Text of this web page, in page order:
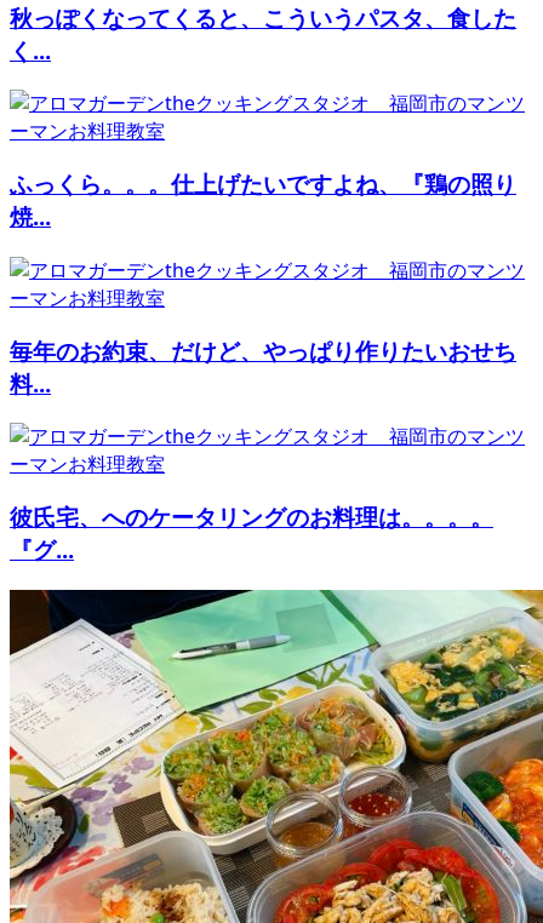
秋っぽくなってくると、こういうパスタ、食した
く...
ふっくら。。。仕上げたいですよね、『鶏の照り
焼...
毎年のお約束、だけど、やっぱり作りたいおせち
料...
彼氏宅、へのケータリングのお料理は。。。。
『グ...